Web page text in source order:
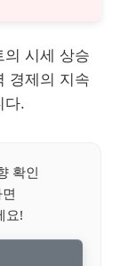
의 시세 상승
경제의 지속
다.
확인
요!